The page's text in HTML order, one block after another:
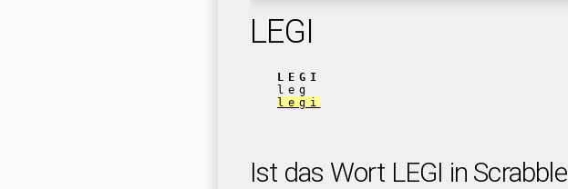
LEGI
LEGI
leg
legi
Ist das Wort LEGI in Scrabble